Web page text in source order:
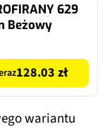
629
Beżowy
128.03 zł
wariantu